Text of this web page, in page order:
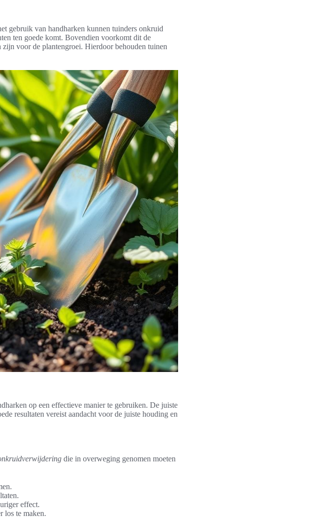
gebruik van handharken kunnen tuinders onkruid
ten goede komt. Bovendien voorkomt dit de
voor de plantengroei. Hierdoor behouden tuinen
op een effectieve manier te gebruiken. De juiste
resultaten vereist aandacht voor de juiste houding en
die in overweging genomen moeten
effect.
los te maken.